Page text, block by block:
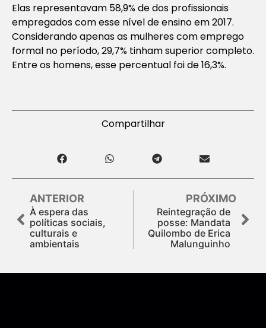
Elas representavam 58,9% de dos profissionais
empregados com esse nível de ensino em 2017.
Considerando apenas as mulheres com emprego
formal no período, 29,7% tinham superior completo.
Entre os homens, esse percentual foi de 16,3%.
Compartilhar
ANTERIOR
À espera das
políticas sociais,
culturais e
ambientais
PRÓXIMO
Reintegração de
posse: Mandata
Quilombo de Erica
Malunguinho